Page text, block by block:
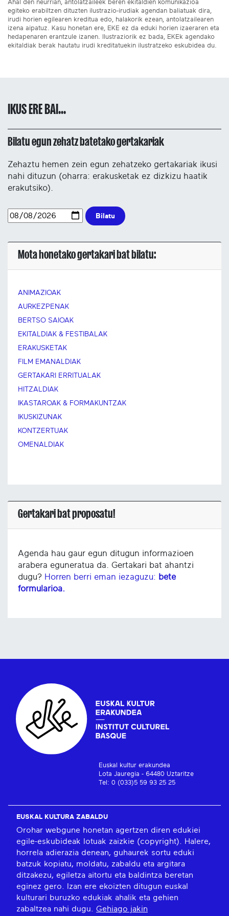
Ahal den neurrian, antolatzaileek beren ekitaldien komunikazioa
egiteko erabiltzen dituzten ilustrazio-irudiak agendan baliatuak dira,
irudi horien egilearen kreditua edo, halakorik ezean, antolatzailearen
izena aipatuz. Kasu honetan ere, EKE ez da eduki horien izaeraren eta
hedapenaren erantzule izanen. Ilustraziorik ez bada, EKEk agendako
ekitaldiak berak hautatu irudi kreditatuekin ilustratzeko eskubidea du.
IKUS ERE BAI...
Bilatu egun zehatz batetako gertakariak
Zehaztu hemen zein egun zehatzeko gertakariak ikusi
nahi dituzun (oharra: erakusketak ez dizkizu haatik
erakutsiko).
Bilatu
Mota honetako gertakari bat bilatu:
ANIMAZIOAK
AURKEZPENAK
BERTSO SAIOAK
EKITALDIAK & FESTIBALAK
ERAKUSKETAK
FILM EMANALDIAK
GERTAKARI ERRITUALAK
HITZALDIAK
IKASTAROAK & FORMAKUNTZAK
IKUSKIZUNAK
KONTZERTUAK
OMENALDIAK
Gertakari bat proposatu!
Agenda hau gaur egun ditugun informazioen
arabera eguneratua da. Gertakari bat ahantzi
dugu? Horren berri eman iezaguzu: bete
formularioa.
Euskal kultur erakundea
Lota Jauregia - 64480 Uztaritze
Tel: 0 (033)5 59 93 25 25
EUSKAL KULTURA ZABALDU
Orohar webgune honetan agertzen diren edukiei
egile-eskubideak lotuak zaizkie (copyright). Halere,
horrela adierazia denean, guhaurek sortu eduki
batzuk kopiatu, moldatu, zabaldu eta argitara
ditzakezu, egiletza aitortu eta baldintza beretan
eginez gero. Izan ere ekoizten ditugun euskal
kulturari buruzko edukiak ahalik eta gehien
zabaltzea nahi dugu. Gehiago jakin